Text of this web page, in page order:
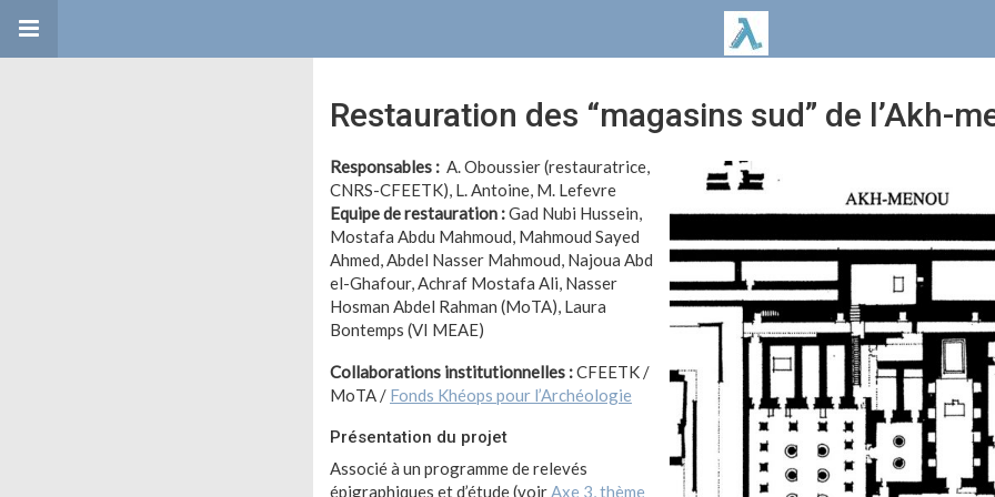
Restauration des “magasins sud” de l’Akh-
Responsables : A. Oboussier (restauratrice,
CNRS-CFEETK), L. Antoine, M. Lefevre
Equipe de restauration :Gad Nubi Hussein,
Mostafa Abdu Mahmoud, Mahmoud Sayed
Ahmed, Abdel Nasser Mahmoud, Najoua Abd
el-Ghafour, Achraf Mostafa Ali, Nasser
Hosman Abdel Rahman (MoTA), Laura
Bontemps (VI MEAE)
Collaborations institutionnelles :CFEETK /
MoTA / Fonds Khéops pour l’Archéologie
Présentation du projet
Associé à un programme de relevés
épigraphiques et d’étude (voirAxe 3, thème